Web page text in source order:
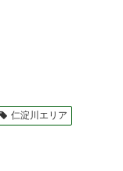
仁淀川エリア